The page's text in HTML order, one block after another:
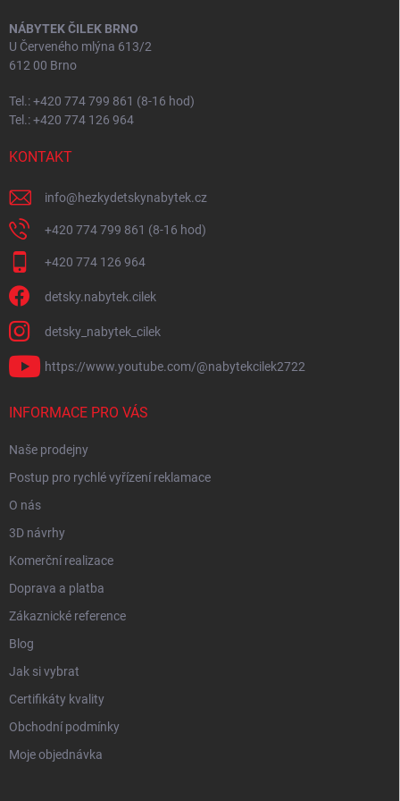
NÁBYTEK ČILEK BRNO
U Červeného mlýna 613/2
612 00 Brno
Tel.: +420 774 799 861 (8-16 hod)
Tel.: +420 774 126 964
KONTAKT
info@hezkydetskynabytek.cz
+420 774 799 861 (8-16 hod)
+420 774 126 964
detsky.nabytek.cilek
detsky_nabytek_cilek
https://www.youtube.com/@nabytekcilek2722
INFORMACE PRO VÁS
Naše prodejny
Postup pro rychlé vyřízení reklamace
O nás
3D návrhy
Komerční realizace
Doprava a platba
Zákaznické reference
Blog
Jak si vybrat
Certifikáty kvality
Obchodní podmínky
Moje objednávka